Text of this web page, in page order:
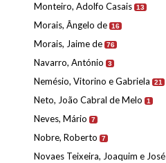
Monteiro, Adolfo Casais 13
Morais, Ângelo de 16
Morais, Jaime de 76
Navarro, António 3
Nemésio, Vitorino e Gabriela 21
Neto, João Cabral de Melo 1
Neves, Mário 7
Nobre, Roberto 7
Novaes Teixeira, Joaquim e José